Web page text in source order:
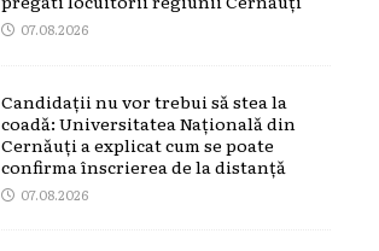
07.08.2026
Candidații nu vor trebui să stea la
coadă: Universitatea Națională din
Cernăuți a explicat cum se poate
confirma înscrierea de la distanță
07.08.2026